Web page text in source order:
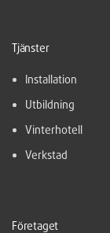
Tjänster
Installation
Utbildning
Vinterhotell
Verkstad
Företaget